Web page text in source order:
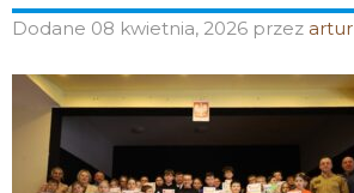
Dodane 08 kwietnia, 2026 przez artur